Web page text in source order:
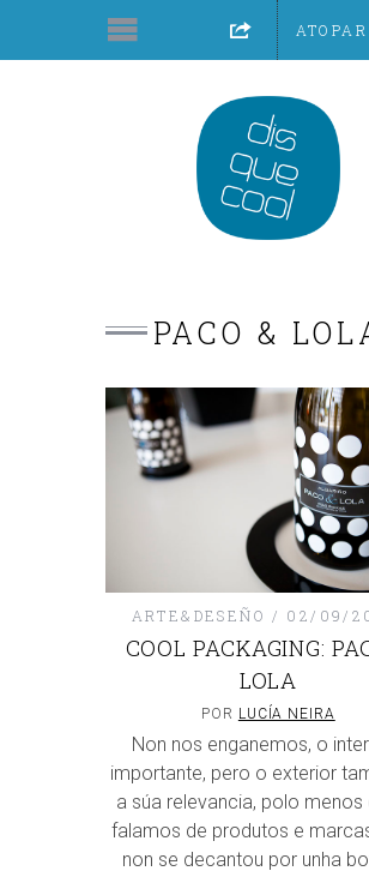
PACO &
ARTE&DESEÑO 02/09/
COOL PACKAGING:
LOLA
POR LUCÍA NEIRA
Non nos enganemos, o
importante, pero o exterior
a súa relevancia, polo menos
falamos de produtos e
non se decantou por unha